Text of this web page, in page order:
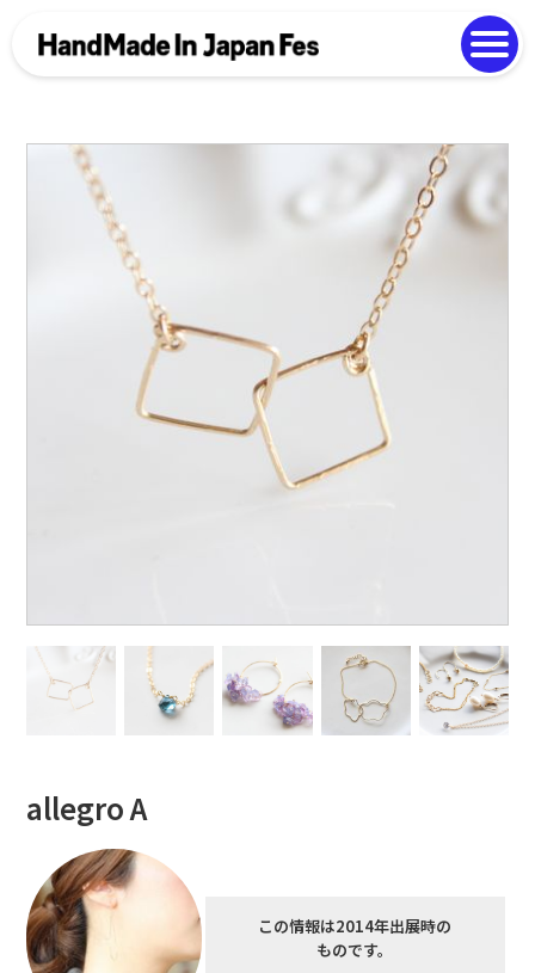
Photo Gallery
EN
allegro A
この情報は2014年出展時の
ものです。